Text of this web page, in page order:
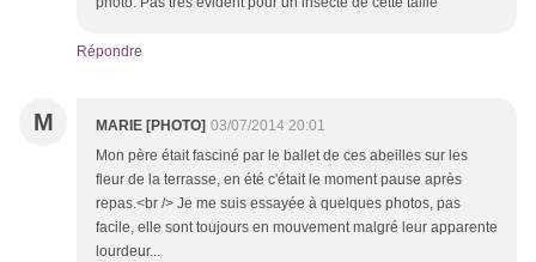
Répondre
M MARIE [PHOTO] 03/07/2014 20:01
Mon père était fasciné par le ballet de ces abeilles sur les
fleur de la terrasse, en été c'était le moment pause après
repas.<br /> Je me suis essayée à quelques photos, pas
facile, elle sont toujours en mouvement malgré leur apparente
lourdeur...